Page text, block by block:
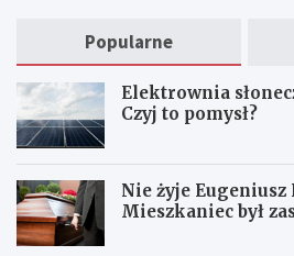
Popularne
Elektrownia
Czyj to pomysł?
Nie żyje Eugeniusz
Mieszkaniec był